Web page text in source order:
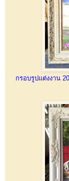
กรอบรูปแต่งงาน